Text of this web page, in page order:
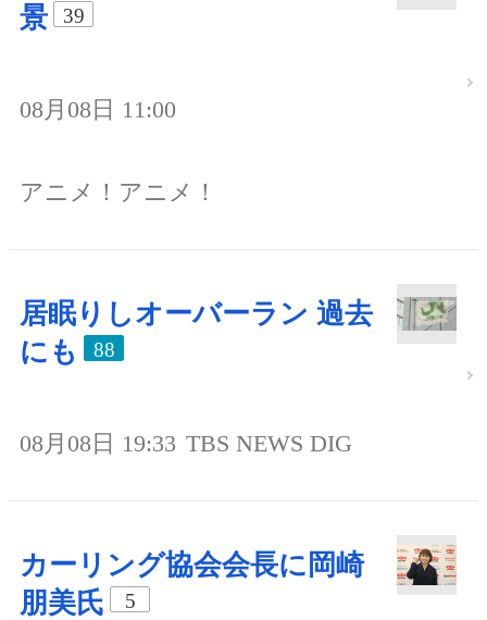
景
39
08月08日 11:00
アニメ！アニメ！
居眠りしオーバーラン 過去
にも
88
08月08日 19:33 TBS NEWS DIG
カーリング協会会長に岡崎
朋美氏
5